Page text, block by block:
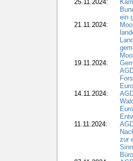
25.11.2024:
ein
21.11.2024:
19.11.2024:
14.11.2024:
11.11.2024:
zur